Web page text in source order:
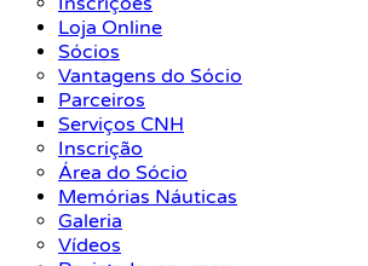
Loja Online
Sócios
Vantagens do Sócio
Parceiros
Serviços CNH
Inscrição
Área do Sócio
Memórias Náuticas
Galeria
Vídeos